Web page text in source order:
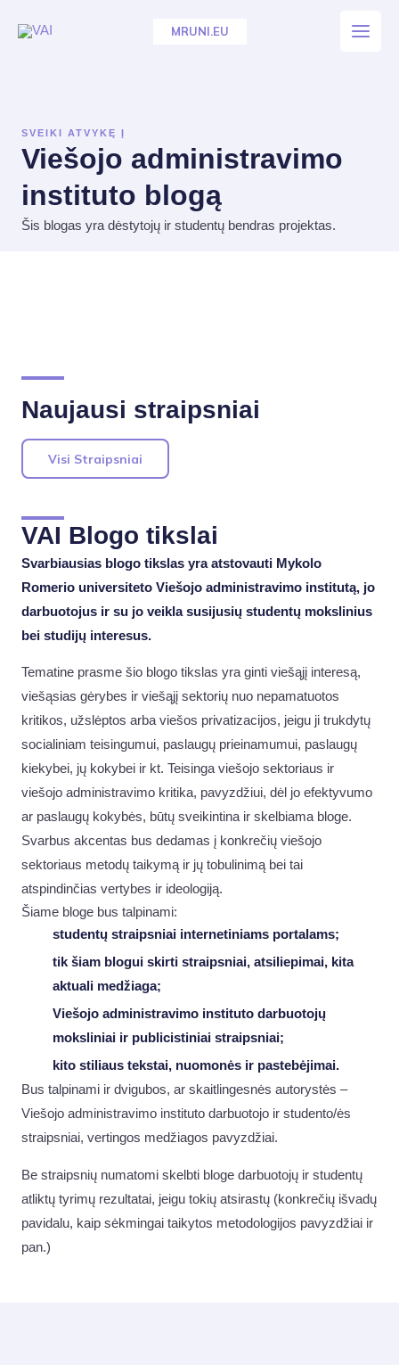
prie
MRUNI.EU
SVEIKI ATVYKĘ Į
Viešojo administravimo
instituto blogą
Šis blogas yra dėstytojų ir studentų bendras projektas.
Naujausi straipsniai
Visi Straipsniai
VAI Blogo tikslai
Svarbiausias blogo tikslas yra atstovauti Mykolo
Romerio universiteto Viešojo administravimo institutą, jo
darbuotojus ir su jo veikla susijusių studentų mokslinius
bei studijų interesus.
Tematine prasme šio blogo tikslas yra ginti viešąjį interesą,
viešąsias gėrybes ir viešąjį sektorių nuo nepamatuotos
kritikos, užslėptos arba viešos privatizacijos, jeigu ji trukdytų
socialiniam teisingumui, paslaugų prieinamumui, paslaugų
kiekybei, jų kokybei ir kt. Teisinga viešojo sektoriaus ir
viešojo administravimo kritika, pavyzdžiui, dėl jo efektyvumo
ar paslaugų kokybės, būtų sveikintina ir skelbiama bloge.
Svarbus akcentas bus dedamas į konkrečių viešojo
sektoriaus metodų taikymą ir jų tobulinimą bei tai
atspindinčias vertybes ir ideologiją.
Šiame bloge bus talpinami:
studentų straipsniai internetiniams portalams;
tik šiam blogui skirti straipsniai, atsiliepimai, kita
aktuali medžiaga;
Viešojo administravimo instituto darbuotojų
moksliniai ir publicistiniai straipsniai;
kito stiliaus tekstai, nuomonės ir pastebėjimai.
Bus talpinami ir dvigubos, ar skaitlingesnės autorystės –
Viešojo administravimo instituto darbuotojo ir studento/ės
straipsniai, vertingos medžiagos pavyzdžiai.
Be straipsnių numatomi skelbti bloge darbuotojų ir studentų
atliktų tyrimų rezultatai, jeigu tokių atsirastų (konkrečių išvadų
pavidalu, kaip sėkmingai taikytos metodologijos pavyzdžiai ir
pan.)